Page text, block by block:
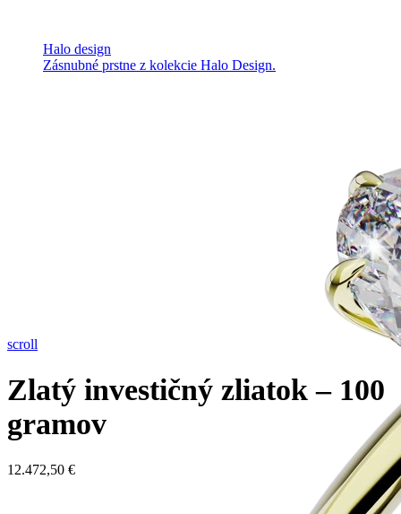
Halo design
Zásnubné prstne z kolekcie Halo Design.
scroll
Zlatý investičný zliatok – 100
gramov
12.472,50 €